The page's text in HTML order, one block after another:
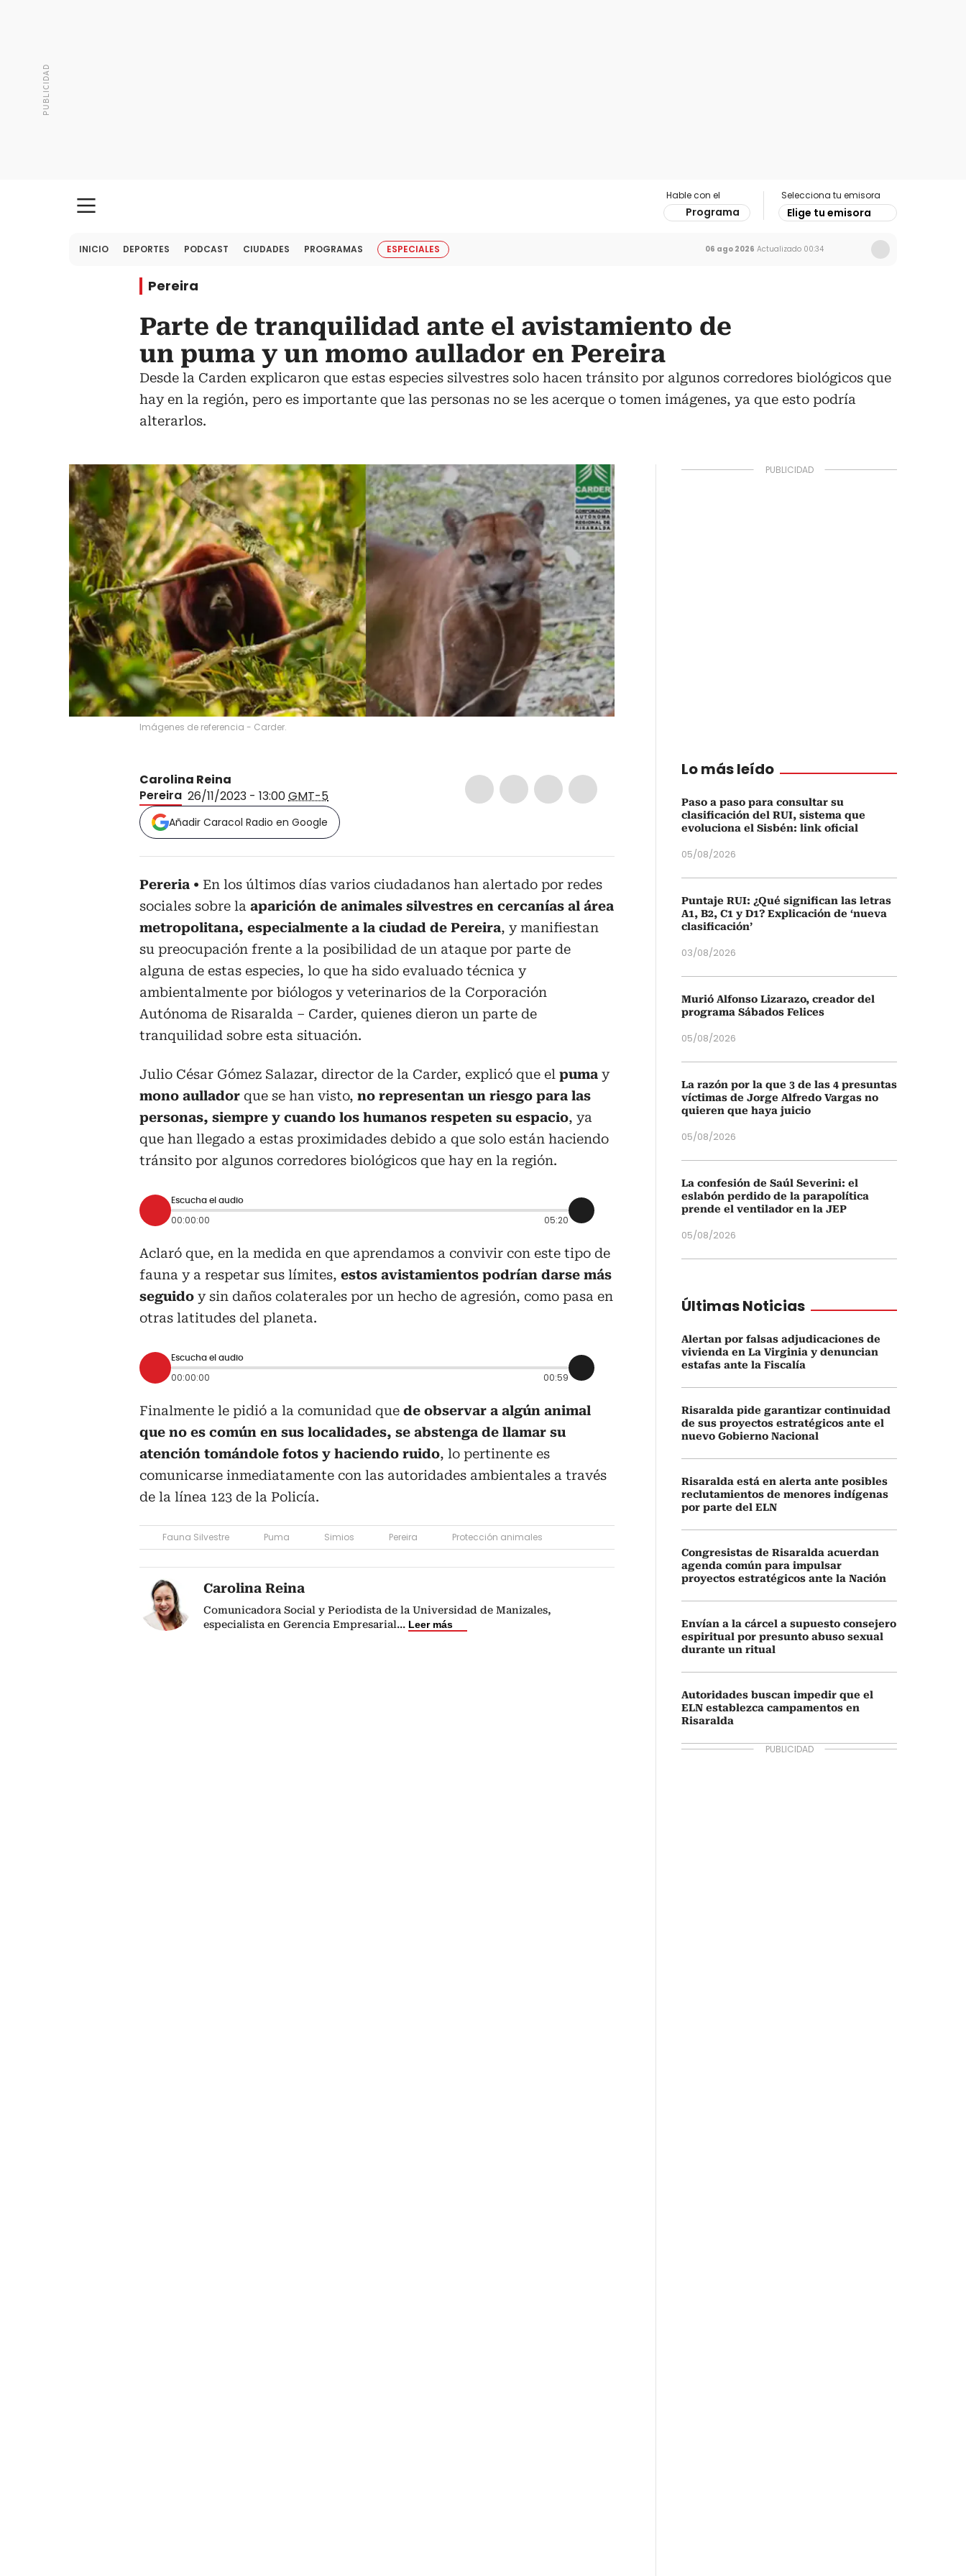
Hable con el
Programa
Selecciona tu emisora
Elige tu emisora
INICIO DEPORTES PODCAST CIUDADES PROGRAMAS ESPECIALES 06 ago 2026 Actualizado 00:34
Pereira
Parte de tranquilidad ante el avistamiento de
un puma y un momo aullador en Pereira
Desde la Carden explicaron que estas especies silvestres solo hacen tránsito por algunos corredores biológicos que
hay en la región, pero es importante que las personas no se les acerque o tomen imágenes, ya que esto podría
alterarlos.
Imágenes de referencia - Carder.
Carolina Reina
Pereira 26/11/2023 - 13:00GMT-5
Añadir Caracol Radio en Google
Pereria
En los últimos días varios ciudadanos han alertado por redes
sociales sobre la aparición de animales silvestres en cercanías al área
metropolitana, especialmente a la ciudad de Pereira, y manifiestan
su preocupación frente a la posibilidad de un ataque por parte de
alguna de estas especies, lo que ha sido evaluado técnica y
ambientalmente por biólogos y veterinarios de la Corporación
Autónoma de Risaralda – Carder, quienes dieron un parte de
tranquilidad sobre esta situación.
Julio César Gómez Salazar, director de la Carder, explicó que el puma y
mono aullador que se han visto, no representan un riesgo para las
personas, siempre y cuando los humanos respeten su espacio, ya
que han llegado a estas proximidades debido a que solo están haciendo
tránsito por algunos corredores biológicos que hay en la región.
Escucha el audio
00:00:00 05:20
Aclaró que, en la medida en que aprendamos a convivir con este tipo de
fauna y a respetar sus límites, estos avistamientos podrían darse más
seguido y sin daños colaterales por un hecho de agresión, como pasa en
otras latitudes del planeta.
Escucha el audio
00:00:00 00:59
Finalmente le pidió a la comunidad que de observar a algún animal
que no es común en sus localidades, se abstenga de llamar su
atención tomándole fotos y haciendo ruido, lo pertinente es
comunicarse inmediatamente con las autoridades ambientales a través
de la línea 123 de la Policía.
Fauna Silvestre Puma Simios Pereira Protección animales
Carolina Reina
Comunicadora Social y Periodista de la Universidad de Manizales,
especialista en Gerencia Empresarial... Leer más
Lo más leído
Paso a paso para consultar su
clasificación del RUI, sistema que
evoluciona el Sisbén: link oficial
05/08/2026
Puntaje RUI: ¿Qué significan las letras
A1, B2, C1 y D1? Explicación de ‘nueva
clasificación’
03/08/2026
Murió Alfonso Lizarazo, creador del
programa Sábados Felices
05/08/2026
La razón por la que 3 de las 4 presuntas
víctimas de Jorge Alfredo Vargas no
quieren que haya juicio
05/08/2026
La confesión de Saúl Severini: el
eslabón perdido de la parapolítica
prende el ventilador en la JEP
05/08/2026
Últimas Noticias
Alertan por falsas adjudicaciones de
vivienda en La Virginia y denuncian
estafas ante la Fiscalía
Risaralda pide garantizar continuidad
de sus proyectos estratégicos ante el
nuevo Gobierno Nacional
Risaralda está en alerta ante posibles
reclutamientos de menores indígenas
por parte del ELN
Congresistas de Risaralda acuerdan
agenda común para impulsar
proyectos estratégicos ante la Nación
Envían a la cárcel a supuesto consejero
espiritual por presunto abuso sexual
durante un ritual
Autoridades buscan impedir que el
ELN establezca campamentos en
Risaralda